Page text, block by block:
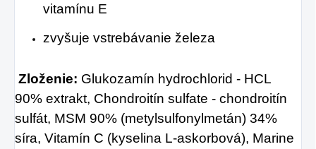
vitamínu E
zvyšuje vstrebávanie železa
Zloženie: Glukozamín hydrochlorid - HCL
90% extrakt, Chondroitín sulfate - chondroitín
sulfát, MSM 90% (metylsulfonylmetán) 34%
síra, Vitamín C (kyselina L-askorbová), Marine